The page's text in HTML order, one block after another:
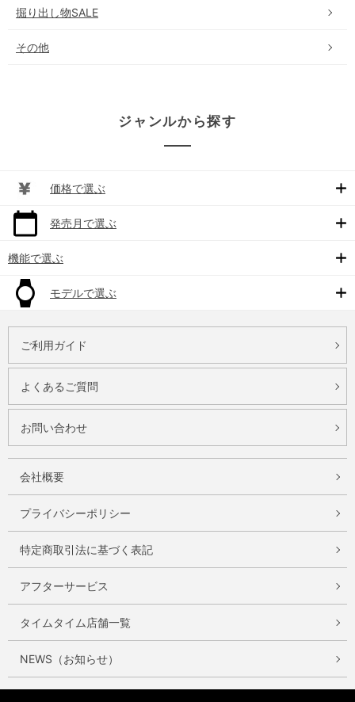
掘り出し物SALE
その他
ジャンルから探す
価格で選ぶ
発売月で選ぶ
機能で選ぶ
モデルで選ぶ
ご利用ガイド
よくあるご質問
お問い合わせ
会社概要
プライバシーポリシー
特定商取引法に基づく表記
アフターサービス
タイムタイム店舗一覧
NEWS（お知らせ）